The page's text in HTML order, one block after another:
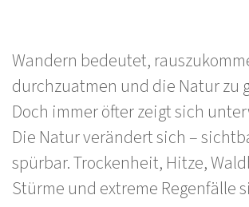
Wandern bedeutet,
durchzuatmen und die Natur zu
Doch immer öfter zeigt sich
Die Natur verändert sich –
spürbar. Trockenheit, Hitze,
Stürme und extreme Regenfälle